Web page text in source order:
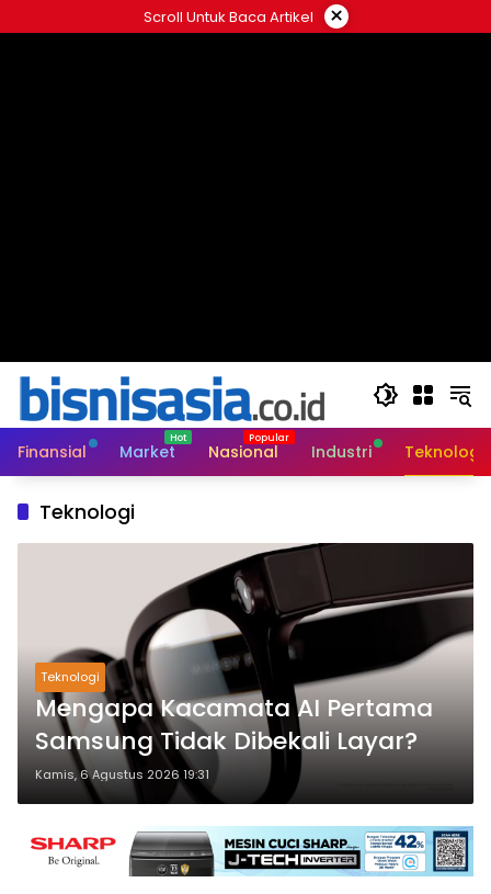
ke
Scroll Untuk Baca Artikel ×
Finansial Market Nasional Industri Teknologi
Teknologi
Teknologi
Mengapa Kacamata AI Pertama
Samsung Tidak Dibekali Layar?
Kamis, 6 Agustus 2026 19:31